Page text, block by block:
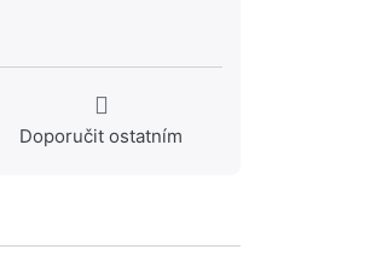
Doporučit ostatním